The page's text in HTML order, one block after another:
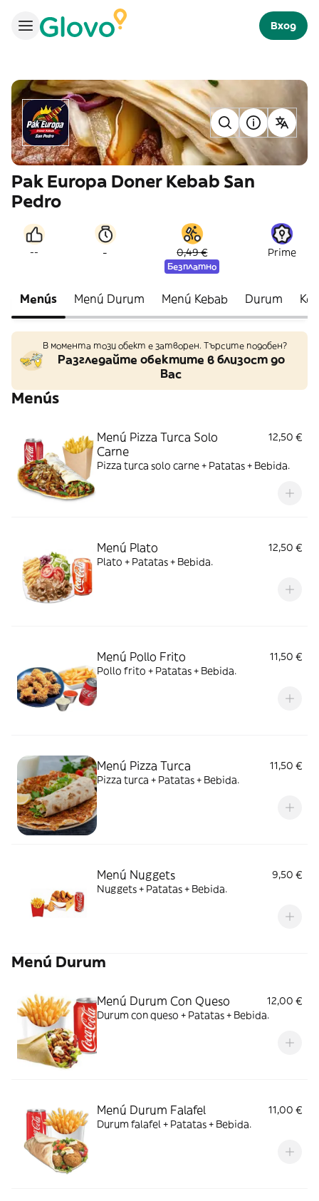
Вход
Pak Europa Doner Kebab San
Pedro
-- - 0,49 €
Безплатно
Prime
Menús Menú Durum Menú Kebab Durum
В момента този обект е затворен. Търсите подобен?
Разгледайте обектите в близост до
Вас
Menús
Menú Pizza Turca Solo
Carne
12,50 €
Pizza turca solo carne + Patatas + Bebida.
Menú Plato
12,50 €
Plato + Patatas + Bebida.
Menú Pollo Frito
11,50 €
Pollo frito + Patatas + Bebida.
Menú Pizza Turca
11,50 €
Pizza turca + Patatas + Bebida.
Menú Nuggets
9,50 €
Nuggets + Patatas + Bebida.
Menú Durum
Menú Durum Con Queso
12,00 €
Durum con queso + Patatas + Bebida.
Menú Durum Falafel
11,00 €
Durum falafel + Patatas + Bebida.